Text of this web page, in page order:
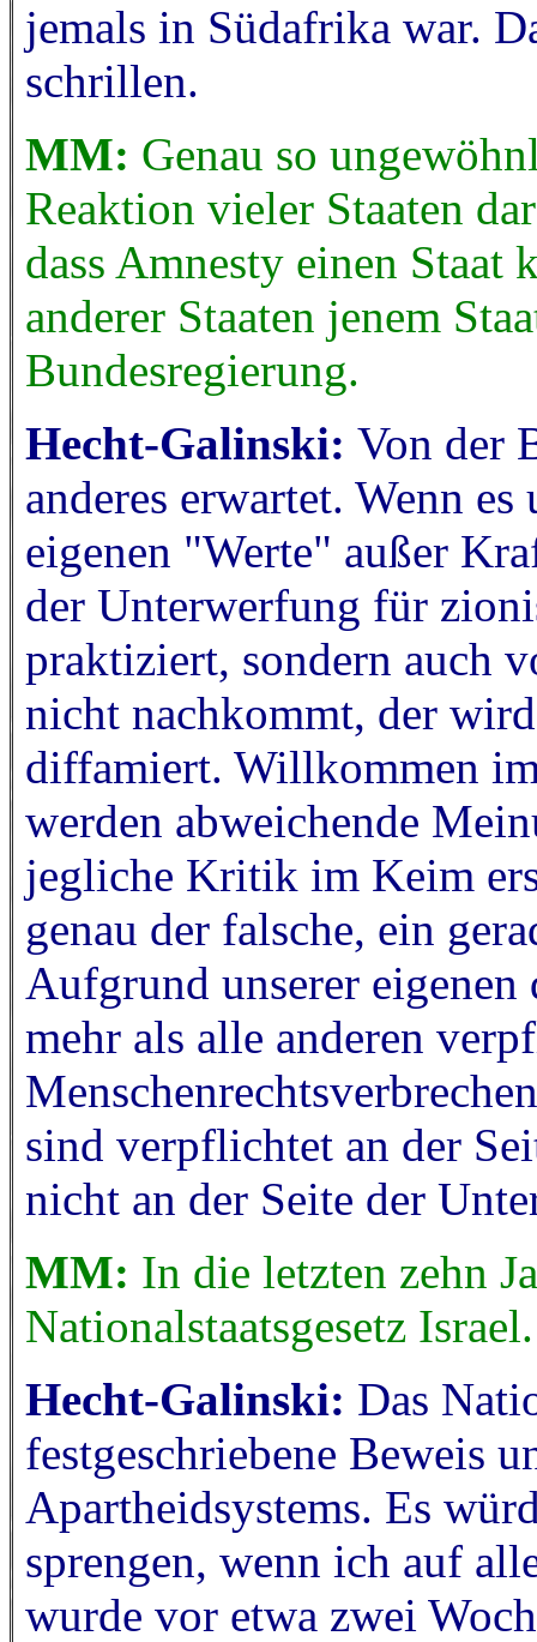
jemals in Südafrika war.
schrillen.
MM: Genau so
Reaktion vieler Staaten
dass Amnesty einen
anderer Staaten jenem
Bundesregierung.
Hecht-Galinski: Von der
anderes erwartet. Wenn
eigenen "Werte" außer
der Unterwerfung für
praktiziert, sondern auch
nicht nachkommt, der
diffamiert. Willkommen
werden abweichende
jegliche Kritik im Keim
genau der falsche, ein
Aufgrund unserer
mehr als alle anderen
sind verpflichtet an der
nicht an der Seite der
MM: In die letzten zehn
Nationalstaatsgesetz
Hecht-Galinski: Das
festgeschriebene Beweis
Apartheidsystems. Es
sprengen, wenn ich auf
wurde vor etwa zwei